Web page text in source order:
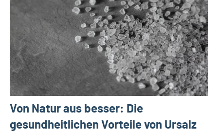
Von Natur aus besser: Die
gesundheitlichen Vorteile von Ursalz